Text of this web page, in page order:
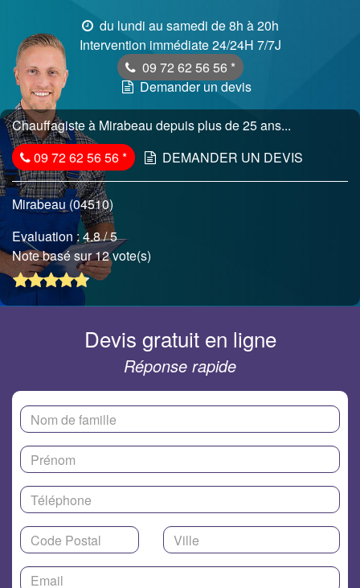
du lundi au samedi de 8h à 20h
Intervention immédiate 24/24H 7/7J
09 72 62 56 56 *
Demander un devis
Chauffagiste à Mirabeau depuis plus de 25 ans...
09 72 62 56 56* DEMANDER UN DEVIS
Mirabeau (04510)
Evaluation :4.8/ 5
Note basé sur 12 vote(s)
Devis gratuit en ligne
Réponse rapide